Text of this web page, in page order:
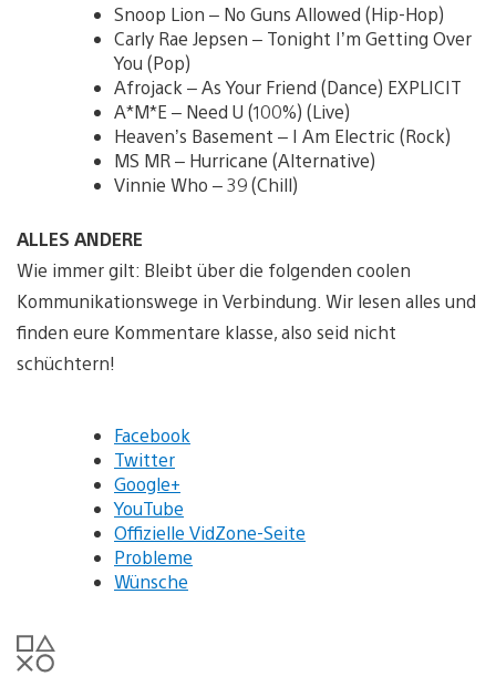
Snoop Lion – No Guns Allowed (Hip-Hop)
Carly Rae Jepsen – Tonight I’m Getting Over
You (Pop)
Afrojack – As Your Friend (Dance) EXPLICIT
A*M*E – Need U (100%) (Live)
Heaven’s Basement – I Am Electric (Rock)
MS MR – Hurricane (Alternative)
Vinnie Who – 39 (Chill)
ALLES ANDERE
Wie immer gilt: Bleibt über die folgenden coolen
Kommunikationswege in Verbindung. Wir lesen alles und
finden eure Kommentare klasse, also seid nicht
schüchtern!
Facebook
Twitter
Google+
YouTube
Offizielle VidZone-Seite
Probleme
Wünsche